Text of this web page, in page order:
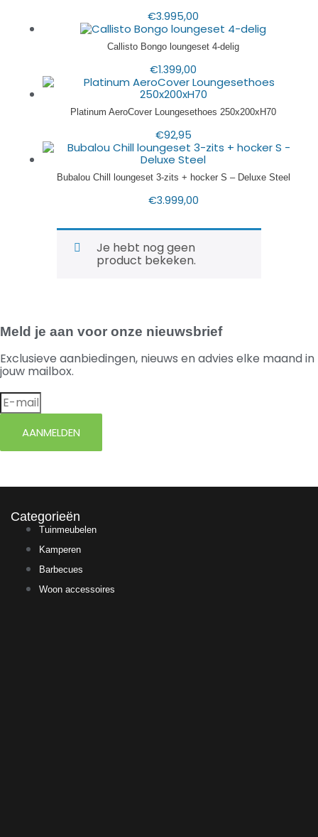
€3.995,00
Callisto Bongo loungeset 4-delig
€1.399,00
Platinum AeroCover Loungesethoes 250x200xH70
€92,95
Bubalou Chill loungeset 3-zits + hocker S – Deluxe Steel
€3.999,00
Je hebt nog geen
product bekeken.
Meld je aan voor onze nieuwsbrief
Exclusieve aanbiedingen, nieuws en advies elke maand in
jouw mailbox.
AANMELDEN
Categorieën
Tuinmeubelen
Kamperen
Barbecues
Woon accessoires